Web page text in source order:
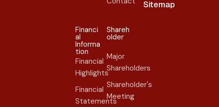
Financi
al
Informa
tion
Financial
Highlights
Financial
Statements
Shareh
older​
Major
Shareholders
Shareholder's
Meeting
Sitemap